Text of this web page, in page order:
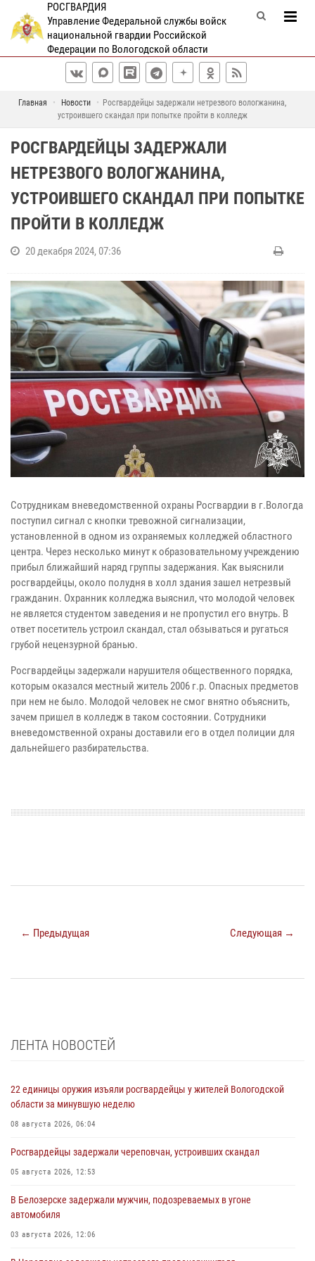
РОСГВАРДИЯ
Управление Федеральной службы войск
национальной гвардии Российской
Федерации по Вологодской области
Главная Новости
Росгвардейцы задержали нетрезвого вологжанина,
устроившего скандал при попытке пройти в колледж
РОСГВАРДЕЙЦЫ ЗАДЕРЖАЛИ
НЕТРЕЗВОГО ВОЛОГЖАНИНА,
УСТРОИВШЕГО СКАНДАЛ ПРИ ПОПЫТКЕ
ПРОЙТИ В КОЛЛЕДЖ
20 декабря 2024, 07:36
Сотрудникам вневедомственной охраны Росгвардии в г.Вологда
поступил сигнал с кнопки тревожной сигнализации,
установленной в одном из охраняемых колледжей областного
центра. Через несколько минут к образовательному учреждению
прибыл ближайший наряд группы задержания. Как выяснили
росгвардейцы, около полудня в холл здания зашел нетрезвый
гражданин. Охранник колледжа выяснил, что молодой человек
не является студентом заведения и не пропустил его внутрь. В
ответ посетитель устроил скандал, стал обзываться и ругаться
грубой нецензурной бранью.
Росгвардейцы задержали нарушителя общественного порядка,
которым оказался местный житель 2006 г.р. Опасных предметов
при нем не было. Молодой человек не смог внятно объяснить,
зачем пришел в колледж в таком состоянии. Сотрудники
вневедомственной охраны доставили его в отдел полиции для
дальнейшего разбирательства.
← Предыдущая Следующая →
ЛЕНТА НОВОСТЕЙ
22 единицы оружия изъяли росгвардейцы у жителей Вологодской
области за минувшую неделю
08 августа 2026, 06:04
Росгвардейцы задержали череповчан, устроивших скандал
05 августа 2026, 12:53
В Белозерске задержали мужчин, подозреваемых в угоне
автомобиля
03 августа 2026, 12:06